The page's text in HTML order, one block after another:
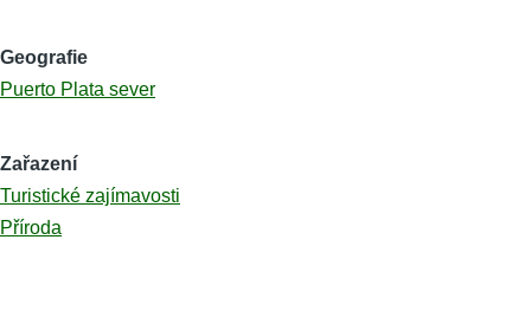
Geografie
Puerto Plata sever
Zařazení
Turistické zajímavosti
Příroda